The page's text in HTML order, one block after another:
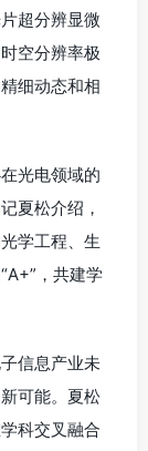
超分辨显微
空分辨率极
细动态和相
光电领域的
夏松介绍，
学工程、生
，共建学
信息产业未
可能。夏松
科交叉融合